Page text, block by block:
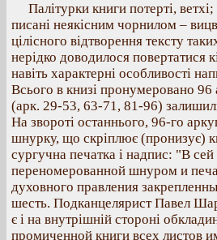
Палітурки книги потерті,
писані неякісним чорнилом –
цілісного відтворення тексту
нерідко доводилося повертатися
навіть характерні особливості
Всього в книзі пронумеровано 96
(арк. 29-53, 63-71, 81-96)
На звороті останнього, 96-го
шнурку, що скріплює (пронизує)
сургучна печатка і надпис: "В
переномерованной шнуром и
духовного правления
шесть. Подканцелярист Павел
є і на внутрішній стороні
промиченной книги всех листов